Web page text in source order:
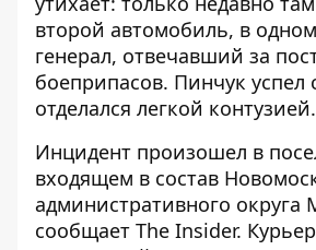
второй автомобиль, в
генерал, отвечавший за
боеприпасов. Пинчук успел
отделался легкой контузией.
Инцидент произошел в
входящем в состав
административного округа
сообщает The Insider. Курьер